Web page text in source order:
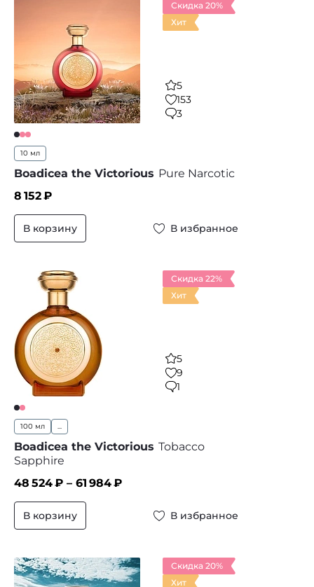
Скидка 20%
Хит
5
153
3
10 мл
Boadicea the Victorious Pure Narcotic
8 152₽
В корзину В избранное
Скидка 22%
Хит
5
9
1
100 мл ...
Boadicea the Victorious Tobacco
Sapphire
48 524₽ – 61 984₽
В корзину В избранное
Скидка 20%
Хит